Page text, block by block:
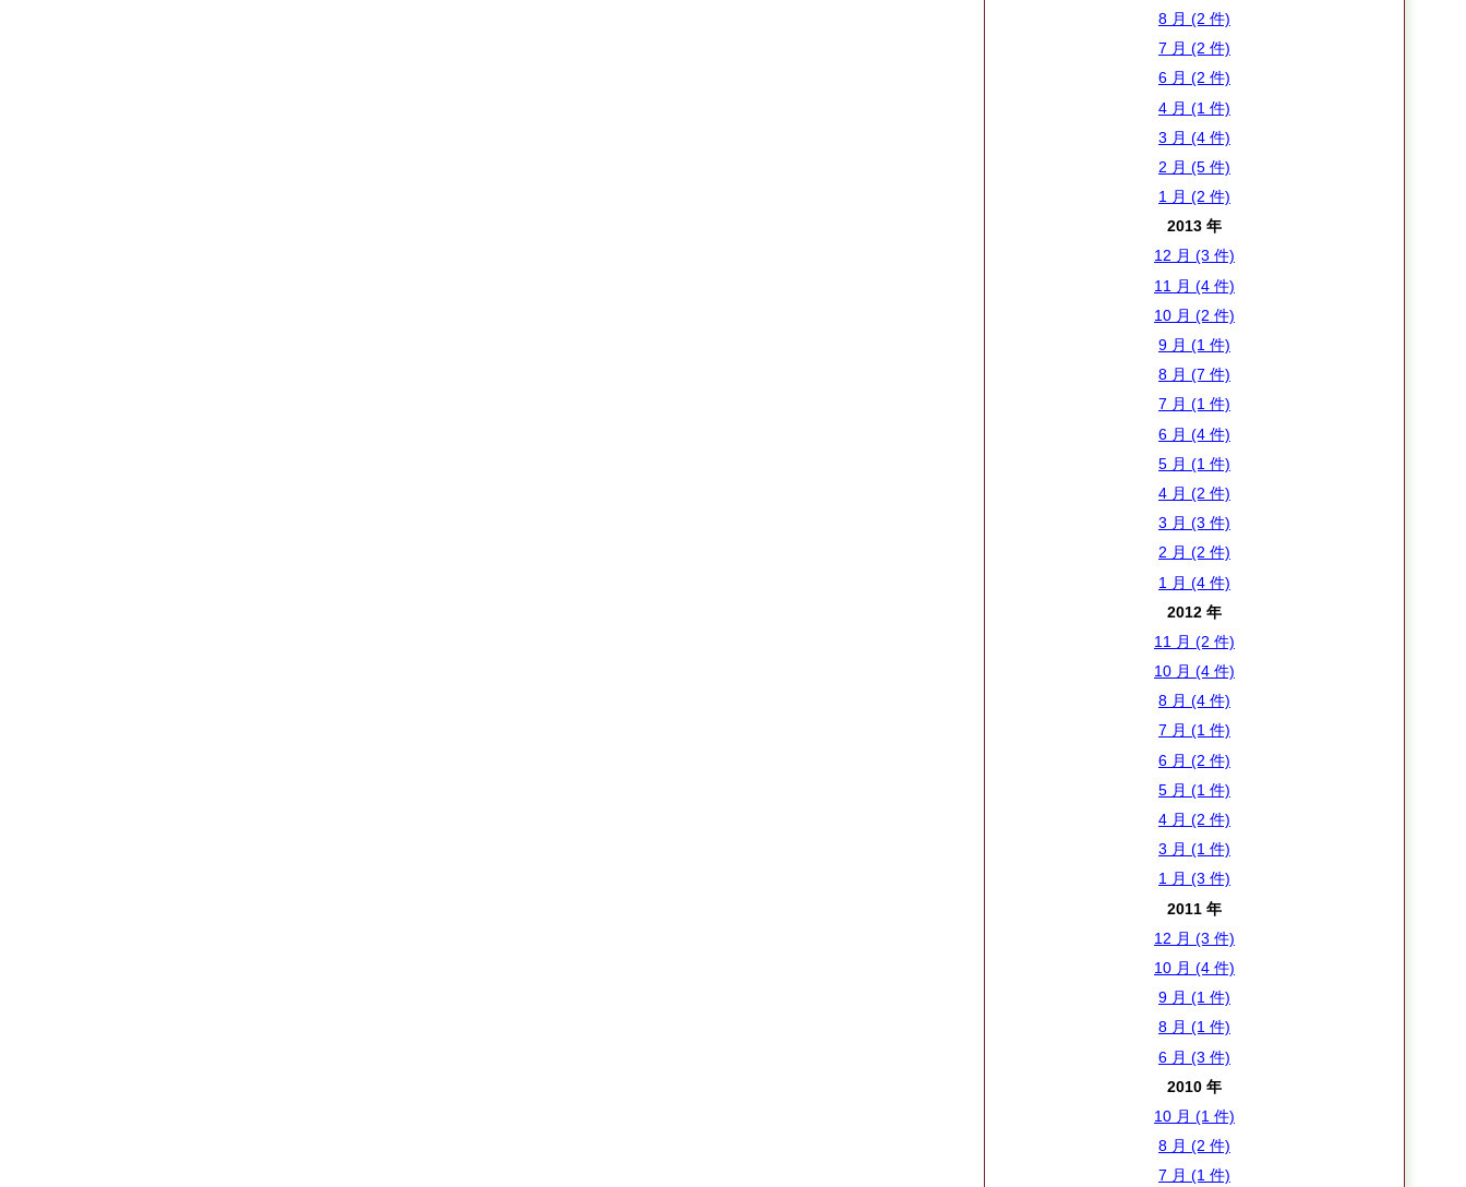
8 月 (2 件)
7 月 (2 件)
6 月 (2 件)
4 月 (1 件)
3 月 (4 件)
2 月 (5 件)
1 月 (2 件)
2013 年
12 月 (3 件)
11 月 (4 件)
10 月 (2 件)
9 月 (1 件)
8 月 (7 件)
7 月 (1 件)
6 月 (4 件)
5 月 (1 件)
4 月 (2 件)
3 月 (3 件)
2 月 (2 件)
1 月 (4 件)
2012 年
11 月 (2 件)
10 月 (4 件)
8 月 (4 件)
7 月 (1 件)
6 月 (2 件)
5 月 (1 件)
4 月 (2 件)
3 月 (1 件)
1 月 (3 件)
2011 年
12 月 (3 件)
10 月 (4 件)
9 月 (1 件)
8 月 (1 件)
6 月 (3 件)
2010 年
10 月 (1 件)
8 月 (2 件)
7 月 (1 件)